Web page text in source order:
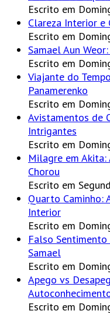
Escrito em
Clareza Interior e
Escrito em
Samael Aun
Escrito em
Viajante do
Panamerenko
Escrito em
Avistamentos de
Intrigantes
Escrito em
Milagre em
Chorou
Escrito em
Quarto Caminho:
Interior
Escrito em
Falso Sentimento
Samael
Escrito em
Apego vs
Escrito em